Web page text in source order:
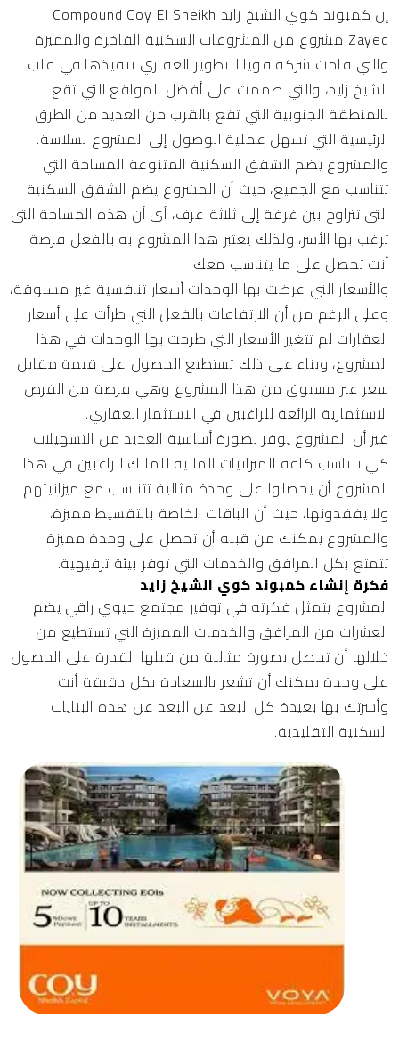
إن كمبوند كوي الشيخ زايد Compound Coy El Sheikh
Zayed مشروع من المشروعات السكنية الفاخرة والمميزة
والتي قامت شركة فويا للتطوير العقاري تنفيذها في قلب
الشيخ زايد، والتي صممت على أفضل المواقع التي تقع
بالمنطقة الجنوبية التي تقع بالقرب من العديد من الطرق
الرئيسية التي تسهل عملية الوصول إلى المشروع بسلاسة.
والمشروع يضم الشقق السكنية المتنوعة المساحة التي
تتناسب مع الجميع، حيث أن المشروع يضم الشقق السكنية
التي تتراوح بين غرفة إلى ثلاثة غرف، أي أن هذه المساحة التي
ترغب بها الأسر، ولذلك يعتبر هذا المشروع به بالفعل فرصة
أنت تحصل على ما يتناسب معك.
والأسعار التي عرضت بها الوحدات أسعار تنافسية غير مسبوقة،
وعلى الرغم من أن الارتفاعات بالفعل التي طرأت على أسعار
العقارات لم تتغير الأسعار التي طرحت بها الوحدات في هذا
المشروع، وبناء على ذلك تستطيع الحصول على قيمة مقابل
سعر غير مسبوق من هذا المشروع وهي فرصة من الفرص
الاستثمارية الرائعة للراغبين في الاستثمار العقاري.
غير أن المشروع يوفر بصورة أساسية العديد من التسهيلات
كي تتناسب كافة الميزانيات المالية للملاك الراغبين في هذا
المشروع أن يحصلوا على وحدة مثالية تتناسب مع ميزانيتهم
ولا يفقدونها، حيث أن الباقات الخاصة بالتقسيط مميزة،
والمشروع يمكنك من قبله أن تحصل على وحدة مميزة
تتمتع بكل المرافق والخدمات التي توفر بيئة ترفيهية.
فكرة إنشاء كمبوند كوي الشيخ زايد
المشروع يتمثل فكرته في توفير مجتمع حيوي راقي يضم
العشرات من المرافق والخدمات المميزة التي تستطيع من
خلالها أن تحصل بصورة مثالية من قبلها القدرة على الحصول
على وحدة يمكنك أن تشعر بالسعادة بكل دقيقة أنت
وأسرتك بها بعيدة كل البعد عن البعد عن هذه البنايات
السكنية التقليدية.